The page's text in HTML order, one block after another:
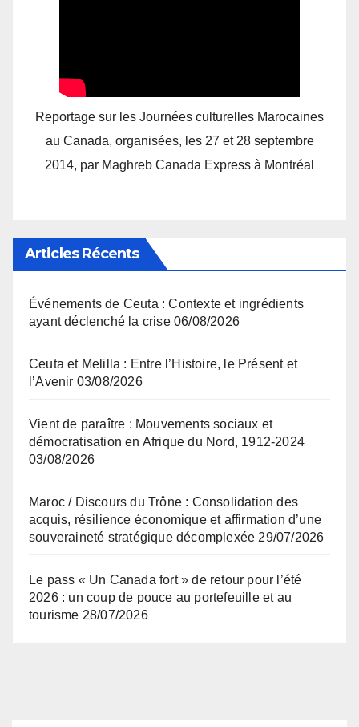
Reportage sur les Journées culturelles Marocaines
au Canada, organisées, les 27 et 28 septembre
2014, par Maghreb Canada Express à Montréal
Articles Récents
Événements de Ceuta : Contexte et ingrédients
ayant déclenché la crise 06/08/2026
Ceuta et Melilla : Entre l’Histoire, le Présent et
l’Avenir 03/08/2026
Vient de paraître : Mouvements sociaux et
démocratisation en Afrique du Nord, 1912-2024
03/08/2026
Maroc / Discours du Trône : Consolidation des
acquis, résilience économique et affirmation d’une
souveraineté stratégique décomplexée 29/07/2026
Le pass « Un Canada fort » de retour pour l’été
2026 : un coup de pouce au portefeuille et au
tourisme 28/07/2026